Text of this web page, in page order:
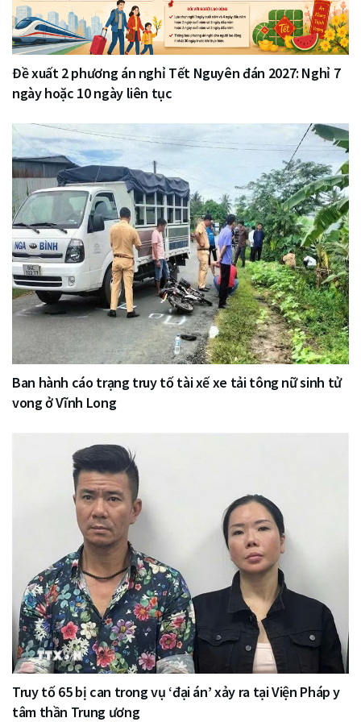
Đề xuất 2 phương án nghỉ Tết Nguyên đán 2027: Nghỉ 7
ngày hoặc 10 ngày liên tục
Ban hành cáo trạng truy tố tài xế xe tải tông nữ sinh tử
vong ở Vĩnh Long
Truy tố 65 bị can trong vụ ‘đại án’ xảy ra tại Viện Pháp y
tâm thần Trung ương